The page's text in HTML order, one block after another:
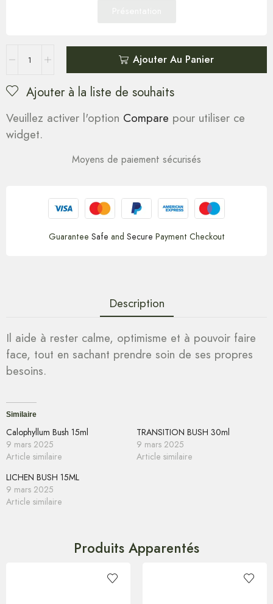
Ajouter Au Panier
Ajouter à la liste de souhaits
Veuillez activer l'option Compare pour utiliser ce
widget.
Moyens de paiement sécurisés
Guarantee Safe and Secure Payment Checkout
Description
Il aide à rester calme, optimisme et à pouvoir faire
face, tout en sachant prendre soin de ses propres
besoins.
Similaire
Calophyllum Bush 15ml
9 mars 2025
Article similaire
TRANSITION BUSH 30ml
9 mars 2025
Article similaire
LICHEN BUSH 15ML
9 mars 2025
Article similaire
Produits Apparentés